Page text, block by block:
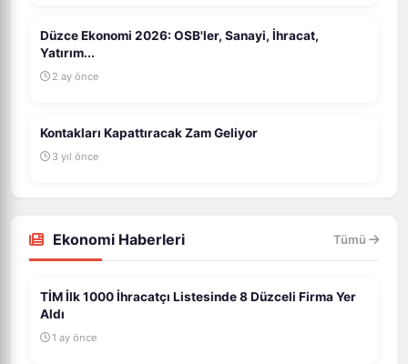
Düzce Ekonomi 2026: OSB'ler, Sanayi, İhracat,
Yatırım...
2 ay önce
Kontakları Kapattıracak Zam Geliyor
3 yıl önce
Ekonomi Haberleri Tümü
TİM İlk 1000 İhracatçı Listesinde 8 Düzceli Firma Yer
Aldı
1 ay önce